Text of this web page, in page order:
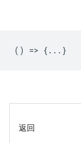
() => {...}
返回